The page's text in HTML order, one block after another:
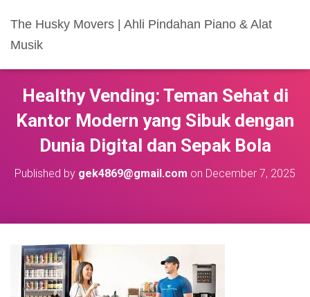
The Husky Movers | Ahli Pindahan Piano & Alat
Musik
Healthy Vending: Teman Sehat di
Kantor Modern yang Sibuk dengan
Dunia Digital dan Sepak Bola
Published by gek4869@gmail.com on December 7, 2025